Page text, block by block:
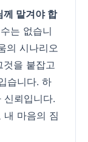
께 맡겨야 합
는 없습니
의 시나리오
것을 붙잡고
습니다. 하
신뢰입니다.
내 마음의 짐